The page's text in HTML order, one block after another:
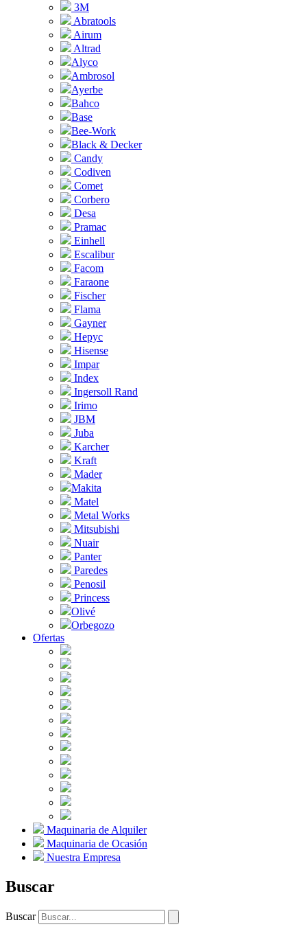
3M
Abratools
Airum
Altrad
Alyco
Ambrosol
Ayerbe
Bahco
Base
Bee-Work
Black & Decker
Candy
Codiven
Comet
Corbero
Desa
Pramac
Einhell
Escalibur
Facom
Faraone
Fischer
Flama
Gayner
Hepyc
Hisense
Impar
Index
Ingersoll Rand
Irimo
JBM
Juba
Karcher
Kraft
Mader
Makita
Matel
Metal Works
Mitsubishi
Nuair
Panter
Paredes
Penosil
Princess
Olivé
Orbegozo
Ofertas
Maquinaria de Alquiler
Maquinaria de Ocasión
Nuestra Empresa
Buscar
Buscar